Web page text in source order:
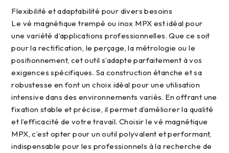
flexibilité et adaptabilité pour divers besoins
Le vé magnétique trempé ou inox MPX est idéal pour
une variété d’applications professionnelles. Que ce soit
pour la rectification, le perçage, la métrologie ou le
positionnement, cet outil s’adapte parfaitement à vos
exigences spécifiques. Sa construction étanche et sa
robustesse en font un choix idéal pour une utilisation
intensive dans des environnements variés. En offrant une
fixation stable et précise, il permet d’améliorer la qualité
et l’efficacité de votre travail. Choisir le vé magnétique
MPX, c’est opter pour un outil polyvalent et performant,
indispensable pour les professionnels à la recherche de